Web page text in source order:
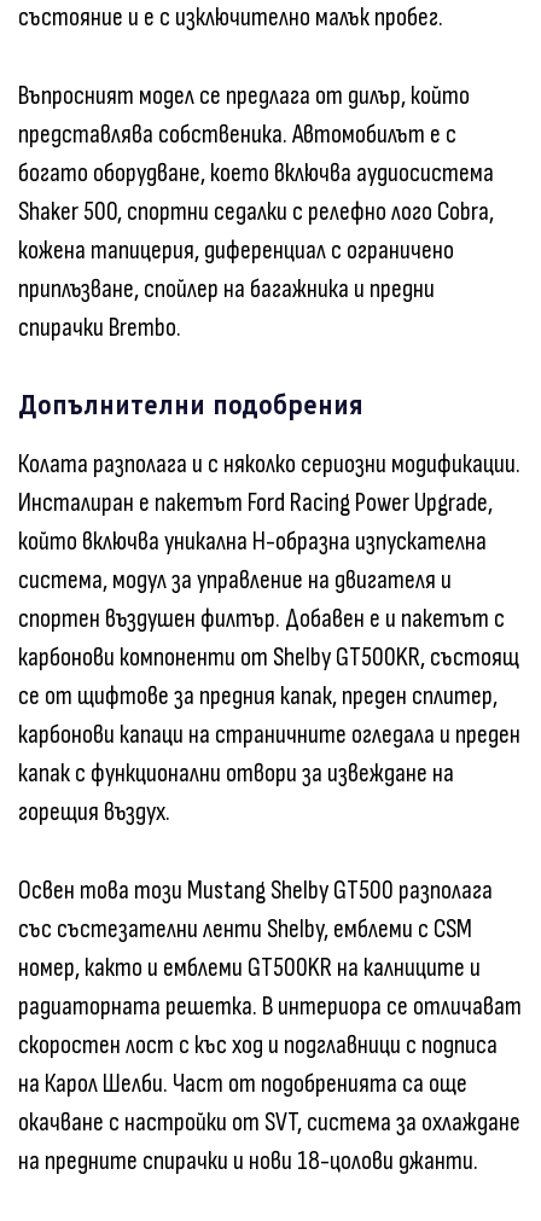
състояние и е с изключително малък пробег.
Въпросният модел се предлага от дилър, който
представлява собственика. Автомобилът е с
богато оборудване, което включва аудиосистема
Shaker 500, спортни седалки с релефно лого Cobra,
кожена тапицерия, диференциал с ограничено
приплъзване, спойлер на багажника и предни
спирачки Brembo.
Допълнителни подобрения
Колата разполага и с няколко сериозни модификации.
Инсталиран е пакетът Ford Racing Power Upgrade,
който включва уникална H-образна изпускателна
система, модул за управление на двигателя и
спортен въздушен филтър. Добавен е и пакетът с
карбонови компоненти от Shelby GT500KR, състоящ
се от щифтове за предния капак, преден сплитер,
карбонови капаци на страничните огледала и преден
капак с функционални отвори за извеждане на
горещия въздух.
Освен това този Mustang Shelby GT500 разполага
със състезателни ленти Shelby, емблеми с CSM
номер, както и емблеми GT500KR на калниците и
радиаторната решетка. В интериора се отличават
скоростен лост с къс ход и подглавници с подписа
на Карол Шелби. Част от подобренията са още
окачване с настройки от SVT, система за охлаждане
на предните спирачки и нови 18-цолови джанти.